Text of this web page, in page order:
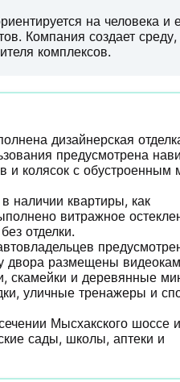
на человека и
Компания создает среду,
комплексов.
дизайнерская
предусмотрена
и колясок с обустроенным
наличии квартиры, как
витражное
отделки.
двора размещены
скамейки и деревянные
уличные тренажеры и
Мысхакского шоссе
сады, школы, аптеки и